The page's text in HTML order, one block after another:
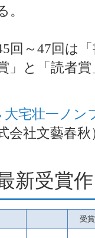
。
回～47回は
」と「読者
大宅壮一ノン
会社文藝春秋
新受賞作
受